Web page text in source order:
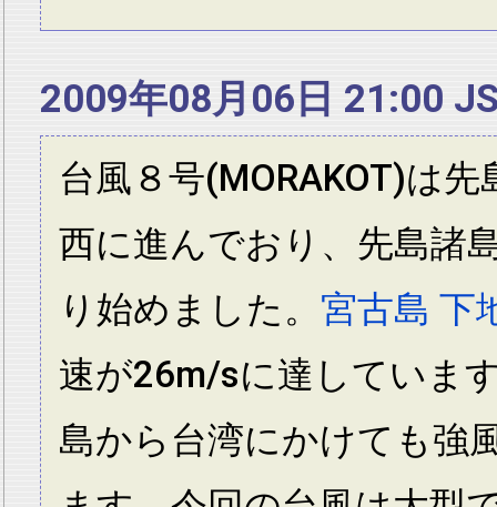
2009年08月06日 21:00
台風８号(MORAKOT)は
西に進んでおり、先島諸
り始めました。 宮古島 下
速が26m/sに達していま
島から台湾にかけても強